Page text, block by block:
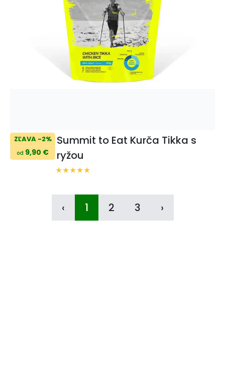
ZĽAVA -2%
od 9,90 €
Summit to Eat Kurča Tikka s
ryžou
‹ 1 2 3 ›